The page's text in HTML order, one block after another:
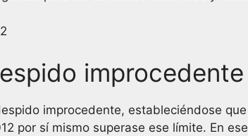
improcedente
improcedente, estableciéndose
por sí mismo superase ese límite. En